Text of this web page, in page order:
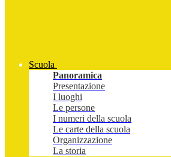
Scuola
Panoramica
Presentazione
I luoghi
Le persone
I numeri della scuola
Le carte della scuola
Organizzazione
La storia